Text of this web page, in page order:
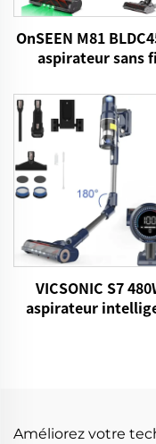
OnSEEN M81
aspirateur sans
VICSONIC S7
aspirateur
Améliorez votre